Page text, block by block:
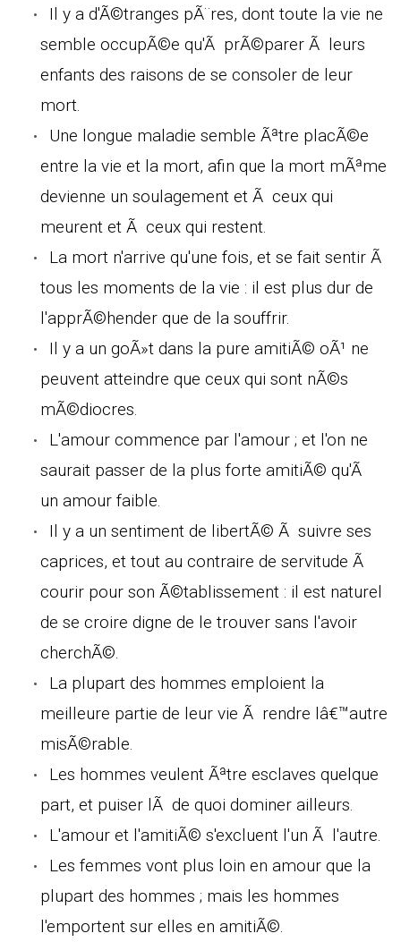
Il y a d'Ã©tranges pÃ¨res, dont toute la vie ne
semble occupÃ©e qu'Ã prÃ©parer Ã leurs
enfants des raisons de se consoler de leur
mort.
Une longue maladie semble Ãªtre placÃ©e
entre la vie et la mort, afin que la mort mÃªme
devienne un soulagement et Ã ceux qui
meurent et Ã ceux qui restent.
La mort n'arrive qu'une fois, et se fait sentir Ã
tous les moments de la vie : il est plus dur de
l'apprÃ©hender que de la souffrir.
Il y a un goÃ»t dans la pure amitiÃ© oÃ¹ ne
peuvent atteindre que ceux qui sont nÃ©s
mÃ©diocres.
L'amour commence par l'amour ; et l'on ne
saurait passer de la plus forte amitiÃ© qu'Ã
un amour faible.
Il y a un sentiment de libertÃ© Ã suivre ses
caprices, et tout au contraire de servitude Ã
courir pour son Ã©tablissement : il est naturel
de se croire digne de le trouver sans l'avoir
cherchÃ©.
La plupart des hommes emploient la
meilleure partie de leur vie Ã rendre lâ€™autre
misÃ©rable.
Les hommes veulent Ãªtre esclaves quelque
part, et puiser lÃ de quoi dominer ailleurs.
L'amour et l'amitiÃ© s'excluent l'un Ã l'autre.
Les femmes vont plus loin en amour que la
plupart des hommes ; mais les hommes
l'emportent sur elles en amitiÃ©.